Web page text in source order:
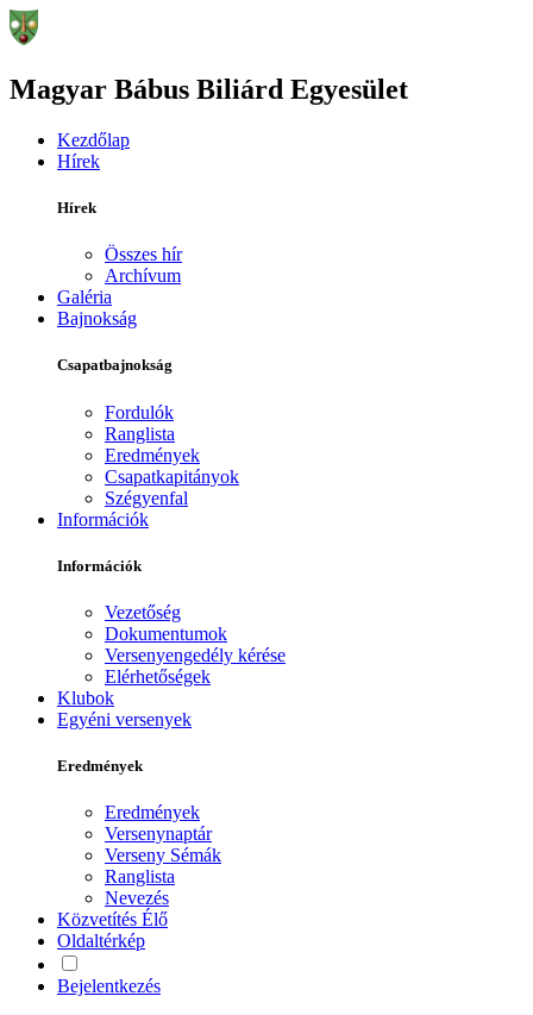
Magyar Bábus Biliárd Egyesület
Kezdőlap
Hírek
Hírek
Összes hír
Archívum
Galéria
Bajnokság
Csapatbajnokság
Fordulók
Ranglista
Eredmények
Csapatkapitányok
Szégyenfal
Információk
Információk
Vezetőség
Dokumentumok
Versenyengedély kérése
Elérhetőségek
Klubok
Egyéni versenyek
Eredmények
Eredmények
Versenynaptár
Verseny Sémák
Ranglista
Nevezés
Közvetítés Élő
Oldaltérkép
Bejelentkezés